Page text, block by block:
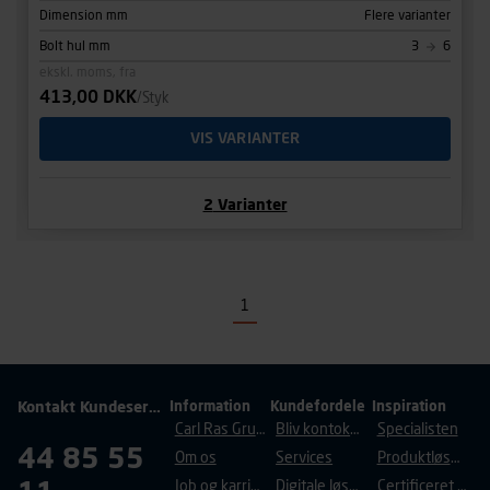
Dimension mm Flere varianter
Bolt hul mm 3
6
413,00 DKK/Styk
VIS VARIANTER
2 Varianter
1
Kontakt Kundeservice
44 85 55
Information
Carl Ras Gruppen
Om os
Job og karriere
Kundefordele
Bliv kontokunde
Services
Digitale løsninger
Inspiration
Specialisten
Produktløsninger
Certificeret byggeri